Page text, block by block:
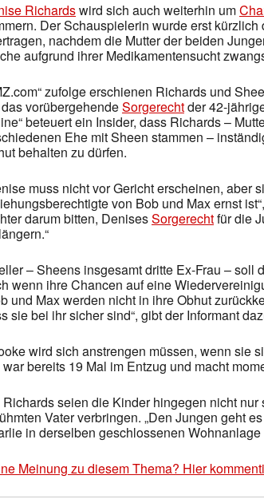
Richardswird sich auch weiterhin um
Der Schauspielerin wurde erst kürzlich
nachdem die Mutter der beiden
aufgrund ihrer Medikamentensucht
zufolge erschienen Richards und
vorübergehendeSorgerechtder 42-
beteuert ein Insider, dass Richards –
Ehe mit Sheen stammen –
behalten zu dürfen.
muss nicht vor Gericht erscheinen, aber
von Bob und Max ernst
darum bitten, DenisesSorgerechtfür die
– Sheens insgesamt dritte Ex-Frau –
wenn ihre Chancen auf eine
und Max werden nicht in ihre Obhut
sie bei ihr sicher sind“, gibt der Informant
wird sich anstrengen müssen, wenn sie
bereits 19 Mal im Entzug und macht
Richards seien die Kinder hingegen nicht
Vater verbringen. „Den Jungen geht
in derselben geschlossenen
Meinung zu diesem Thema? Hier